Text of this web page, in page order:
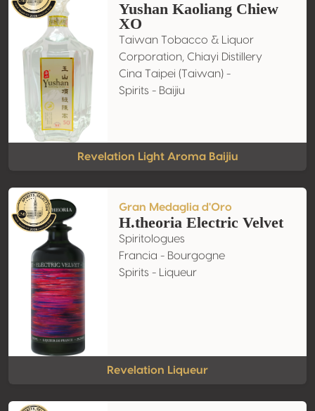
Yushan Kaoliang Chiew
XO
Taiwan Tobacco & Liquor
Corporation, Chiayi Distillery
Cina Taipei (Taiwan) -
Spirits - Baijiu
Revelation Light Aroma Baijiu
Gran Medaglia d'Oro
H.theoria Electric Velvet
Spiritologues
Francia - Bourgogne
Spirits - Liqueur
Revelation Liqueur